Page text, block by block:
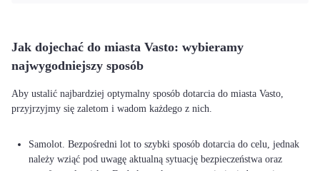
Jak dojechać do miasta Vasto: wybieramy
najwygodniejszy sposób
Aby ustalić najbardziej optymalny sposób dotarcia do miasta Vasto,
przyjrzyjmy się zaletom i wadom każdego z nich.
Samolot. Bezpośredni lot to szybki sposób dotarcia do celu, jednak
należy wziąć pod uwagę aktualną sytuację bezpieczeństwa oraz